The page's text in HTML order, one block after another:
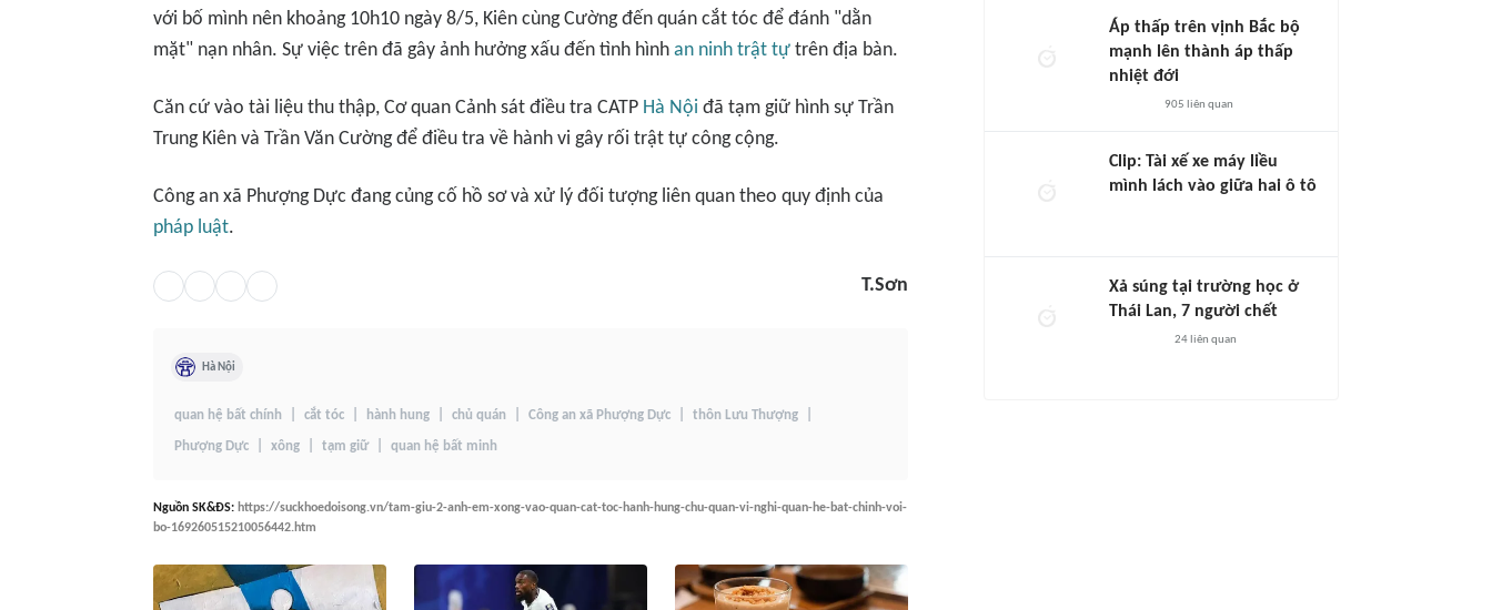
với bố mình nên khoảng 10h10 ngày 8/5, Kiên cùng Cường đến quán cắt tóc để đánh "dằn
mặt" nạn nhân. Sự việc trên đã gây ảnh hưởng xấu đến tình hình an ninh trật tự trên địa bàn.
Căn cứ vào tài liệu thu thập, Cơ quan Cảnh sát điều tra CATP Hà Nội đã tạm giữ hình sự Trần
Trung Kiên và Trần Văn Cường để điều tra về hành vi gây rối trật tự công cộng.
Công an xã Phượng Dực đang củng cố hồ sơ và xử lý đối tượng liên quan theo quy định của
pháp luật.
T.Sơn
Hà Nội
quan hệ bất chính cắt tóc hành hung chủ quán Công an xã Phượng Dực thôn Lưu Thượng
Phượng Dực xông tạm giữ quan hệ bất minh
Nguồn SK&ĐS: https://suckhoedoisong.vn/tam-giu-2-anh-em-xong-vao-quan-cat-toc-hanh-hung-chu-quan-vi-nghi-quan-he-bat-chinh-voi-
bo-169260515210056442.htm
Áp thấp trên vịnh Bắc bộ
mạnh lên thành áp thấp
nhiệt đới
905 liên quan
Clip: Tài xế xe máy liều
mình lách vào giữa hai ô tô
Xả súng tại trường học ở
Thái Lan, 7 người chết
24liên quan